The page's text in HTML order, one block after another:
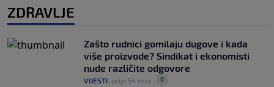
ZDRAVLJE
Zašto rudnici gomilaju dugove i kada
više proizvode? Sindikat i ekonomisti
nude različite odgovore
VIJESTI prije 54 min. 0